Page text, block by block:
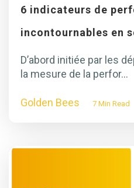
6 indicateurs de
incontournables en
D’abord initiée par les
la mesure de la perfor...
Golden Bees 7 Min Read